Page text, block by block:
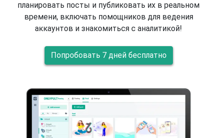
планировать посты и публиковать их в реальном
времени, включать помощников для ведения
аккаунтов и знакомиться с аналитикой!
Попробовать 7 дней бесплатно